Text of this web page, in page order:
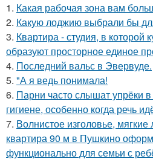
1. Какая рабочая зона вам
2. Какую лоджию выбрали бы
3. Квартира - студия, в которой
образуют просторное единое
4. Последний вальс в Эвервуде.
5. "А я ведь понимала!
6. Парни часто слышат упрёки
гигиене, особенно когда речь
7. Волнистое изголовье,
квартира 90 м в Пушкино
функционально для семьи с